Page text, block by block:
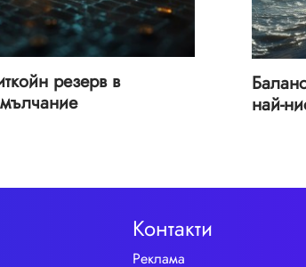
резерв в
най-
Контакти
Реклама